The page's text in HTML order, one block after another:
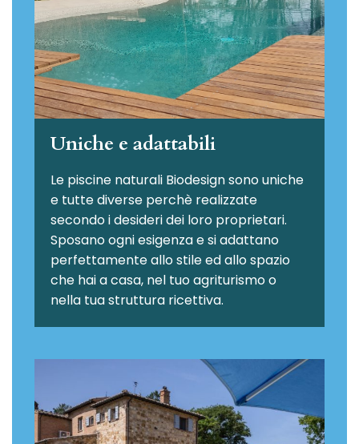
Uniche e adattabili
Le piscine naturali Biodesignsono uniche
e tutte diverse perchè realizzate
secondo i desideri dei loro proprietari.
Sposano ogni esigenza e si adattano
perfettamente allo stile ed allo spazio
che hai a casa, nel tuo agriturismo o
nella tua struttura ricettiva.